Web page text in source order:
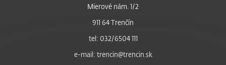
Mierové nám. 1/2
911 64 Trenčín
tel: 032/6504 111
e-mail: trencin@trencin.sk